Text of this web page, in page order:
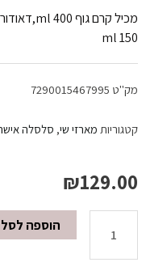
150 ml
מק"ט 7290015467995
קטגוריות מארזי שי, סלסלה
₪129.00
כמות הוספה לסל